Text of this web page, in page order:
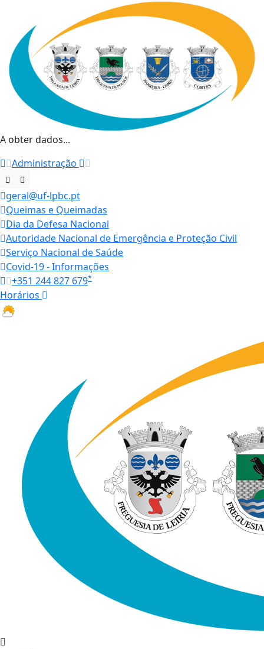
A obter dados...
Administração
geral@uf-lpbc.pt
Queimas e Queimadas
Dia da Defesa Nacional
Autoridade Nacional de Emergência e Proteção Civil
Serviço Nacional de Saúde
Covid-19 - Informações
+351 244 827 679*
Horários